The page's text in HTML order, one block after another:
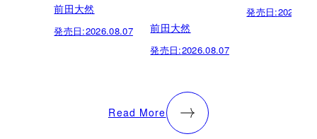
前田大然
発売日:2026.08.07 前田大然
発売日:2026.08.07
発売日:
Read More